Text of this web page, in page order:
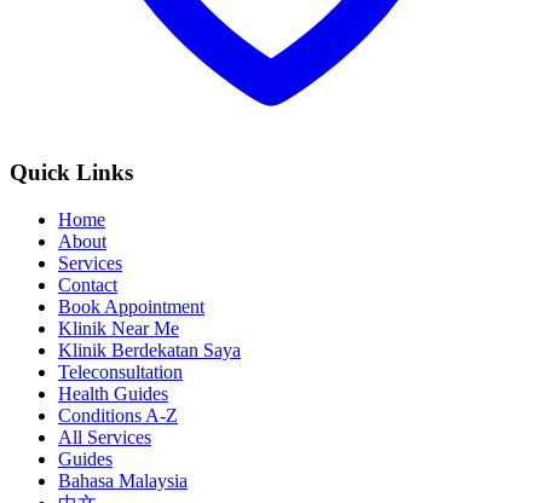
Quick Links
Home
About
Services
Contact
Book Appointment
Klinik Near Me
Klinik Berdekatan Saya
Teleconsultation
Health Guides
Conditions A-Z
All Services
Guides
Bahasa Malaysia